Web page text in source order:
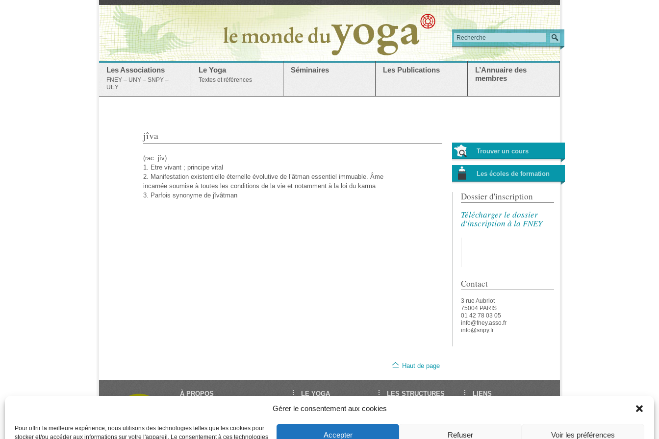
Gérer le consentement aux cookies
Pour offrir la meilleure expérience, nous utilisons des technologies telles que les cookies pour
stocker et/ou accéder aux informations sur votre l'appareil. Le consentement à ces technologies
Accepter Refuser Voir les préférences
Les Associations
FNEY – UNY – SNPY –
UEY
Le Yoga
Textes et références
Séminaires Les Publications
L’Annuaire des
membres
jîva
(rac. jîv)
1. Etre vivant ; principe vital
2. Manifestation existentielle éternelle évolutive de l’âtman essentiel immuable. Âme
incarnée soumise à toutes les conditions de la vie et notamment à la loi du karma
3. Parfois synonyme de jîvâtman
Trouver un cours
Les écoles de formation
Dossier d'inscription
Télécharger le dossier
d'inscription à la FNEY
Contact
3 rue Aubriot
75004 PARIS
01 42 78 03 05
info@fney.asso.fr
info@snpy.fr
Haut de page
À PROPOS
créé et géré par la FNEY et l’UNY,
des associations de dimension
LE YOGA
Découvrir le Yoga
Enseigner le Yoga
LES STRUCTURES
Syndicat National des
LIENS
Les Assises de La FNEY